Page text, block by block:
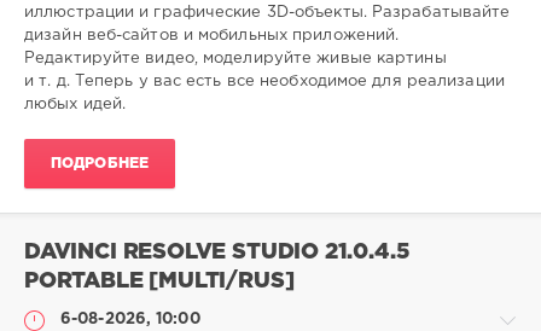
0
photoshop
photoshop
иллюстрации и графические 3D-объекты. Разрабатывайте
дизайн веб-сайтов и мобильных приложений.
Редактируйте видео, моделируйте живые картины
и т. д. Теперь у вас есть все необходимое для реализации
любых идей.
ПОДРОБНЕЕ
DAVINCI RESOLVE STUDIO 21.0.4.5
PORTABLE [MULTI/RUS]
6-08-2026, 10:00